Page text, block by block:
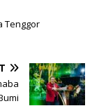
Tenggor